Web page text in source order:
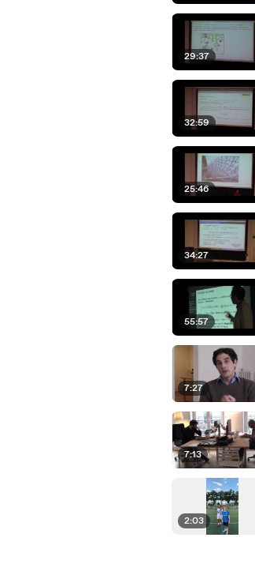
29:37
32:59
25:46
34:27
55:57
7:27
7:13
2:03